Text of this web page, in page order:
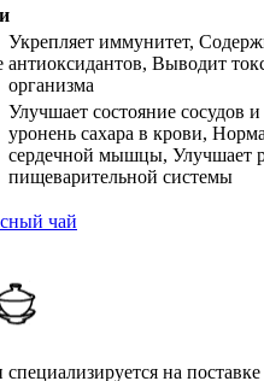
Укрепляет иммунитет,
антиоксидантов, Выводит
организма
Улучшает состояние сосудов
уронень сахара в крови,
сердечной мышцы, Улучшает
пищеварительной системы
чай
на